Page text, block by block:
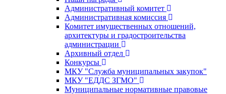
Административный комитет
Административная комиссия
Комитет имущественных отношений,
архитектуры и градостроительства
администрации
Архивный отдел
Конкурсы
МКУ "Служба муниципальных закупок"
МКУ "ЕДДС ЗГМО"
Муниципальные нормативные правовые